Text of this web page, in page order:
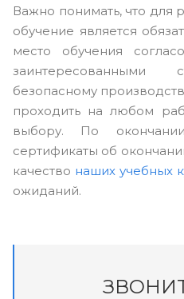
Важно понимать, что для
обучение является
место обучения
заинтересованными
безопасному
проходить на любом
выбору. По
сертификаты об
качество наших учебных
ожиданий.